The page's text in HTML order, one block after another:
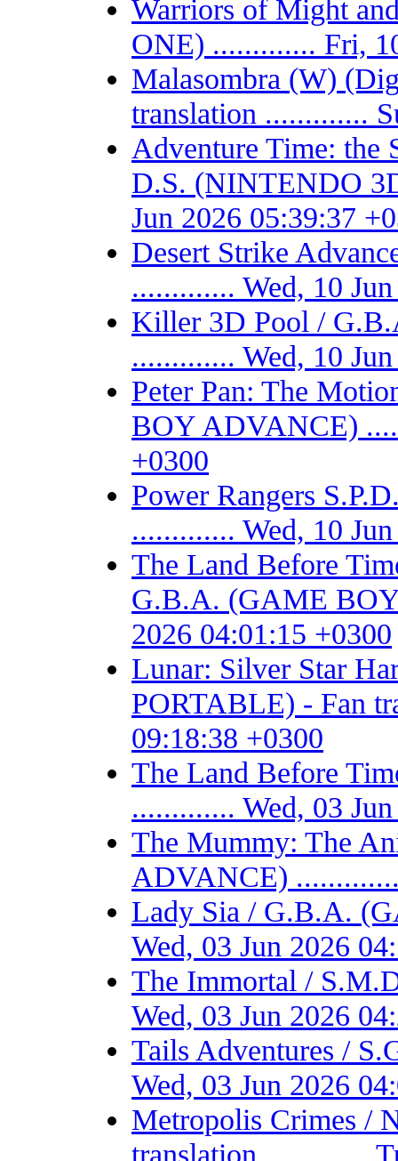
Warriors of Might
ONE) ............. Fri,
Malasombra (W)
translation .............
Adventure Time: the
D.S. (NINTENDO
Jun 2026 05:39:37
Desert Strike
............. Wed, 10
Killer 3D Pool /
............. Wed, 10
Peter Pan: The
BOY ADVANCE)
+0300
Power Rangers
............. Wed, 10
The Land Before
G.B.A. (GAME
2026 04:01:15 +0300
Lunar: Silver Star
PORTABLE) - Fan
09:18:38 +0300
The Land Before
............. Wed, 03
The Mummy: The
ADVANCE)
Lady Sia / G.B.A.
Wed, 03 Jun 2026
The Immortal /
Wed, 03 Jun 2026
Tails Adventures /
Wed, 03 Jun 2026
Metropolis Crimes /
translation .............